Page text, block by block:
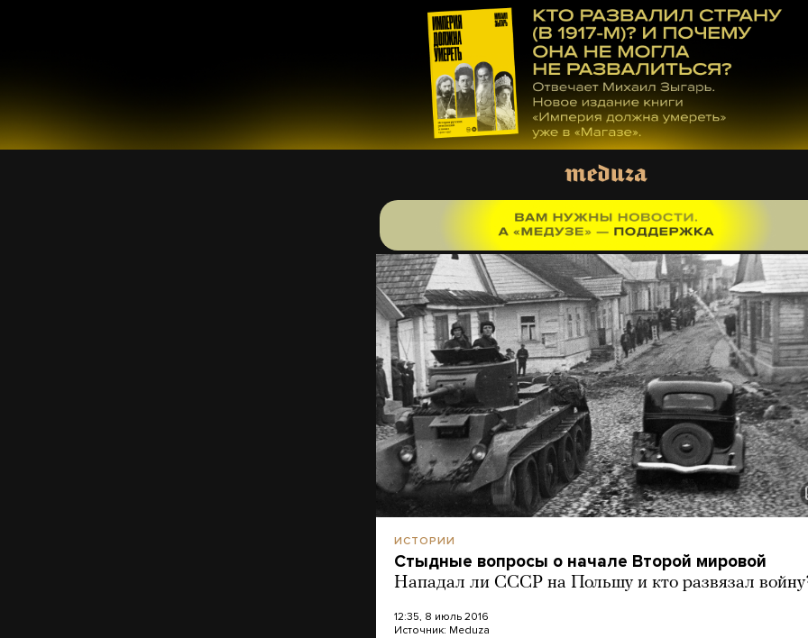
ИСТОРИИ
Стыдные вопросы о начале Второй мировой
Нападал ли СССР на Польшу и кто развязал
12:35, 8 июль 2016
Источник: Meduza